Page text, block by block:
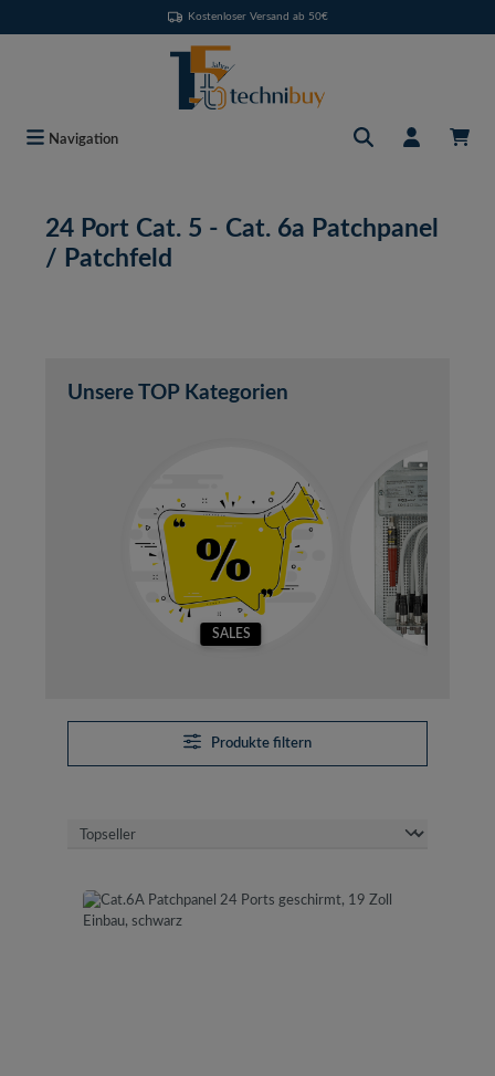
Kostenloser Versand ab 50€
Navigation
24 Port Cat. 5 - Cat. 6a Patchpanel
/ Patchfeld
Unsere TOP Kategorien
SALES
Produkte filtern